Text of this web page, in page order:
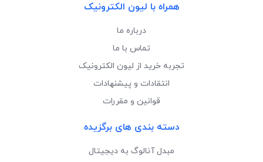
همراه با لیون الکترونیک
درباره ما
تماس با ما
تجربه خرید از لیون الکترونیک
انتقادات و پیشنهادات
قوانین و مقررات
دسته بندی های برگزیده
مبدل آنالوگ به دیجیتال